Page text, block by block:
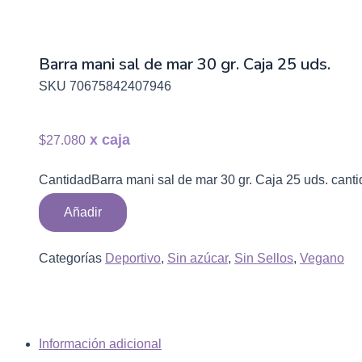
Barra mani sal de mar 30 gr. Caja 25 uds.
SKU 70675842407946
$27.080
Barra mani sal de mar 30 gr. Caja 25 uds.
Añadir
Categorías Deportivo, Sin azúcar, Sin Sellos, Vegano
Información adicional